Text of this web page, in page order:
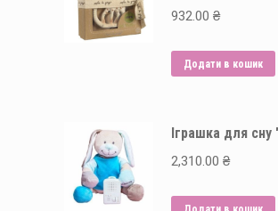
932.00 ₴
Додати в кошик
Іграшка для
2,310.00 ₴